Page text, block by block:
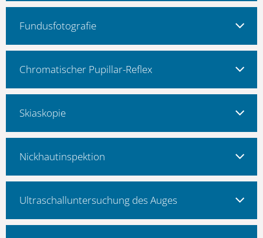
Fundusfotografie
Chromatischer Pupillar-Reflex
Skiaskopie
Nickhautinspektion
Ultraschalluntersuchung des Auges